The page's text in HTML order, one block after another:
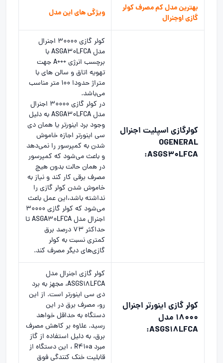
بهترین مدل کم مصرف کولر
گازی اوجنرال
ویژگی های این مدل
کولرگازی اسپلیت اجنرال
OGENERAL
ASGS30LFCA:
کولر گازی ۳۰۰۰۰ اجنرال
مدل ASGA30LFCA با
برچسب انرژی +++A جهت
تهویه اتاق و سالن های با
متراژ حدودا ۱۰۰ متر مناسب
می‌باشد.
در کولر گازی ۳۰۰۰۰ اجنرال
مدل ASGA30LFCA به دلیل
وجود برد اینورتر یا همان دی
سی اینورتر اجازه خاموش
شدن به کمپرسور را نمی‌دهد
و باعث می‌شود که کمپرسور
در همان حالت بدون هیچ
مصرف برقی کار کند و نیاز به
خاموش شدن کولر گازی را
نداشته باشد،این عمل باعث
می‌شود که کولر گازی ۳۰۰۰۰
اجنرال مدل ASGA30LFCA تا
حداکثر ۷۳ درصد برق
کمتری نسبت به کولر
گازی‌های دیگر مصرف کند.
کولر گازی اینورتر اجنرال
18000 مدل
ASGS18LFCA:
کولر گازی اجنرال مدل
ASGS18LFCA، مجهز به برد
دی سی اینورتر است. از این
رو، مصرف برق در این
دستگاه به حداقل خواهد
رسید. علاوه بر کاهش مصرف
برق، به دلیل استفاده از گاز
مبرد R410a ، این دستگاه از
قابلیت خنک کنندگی فوق